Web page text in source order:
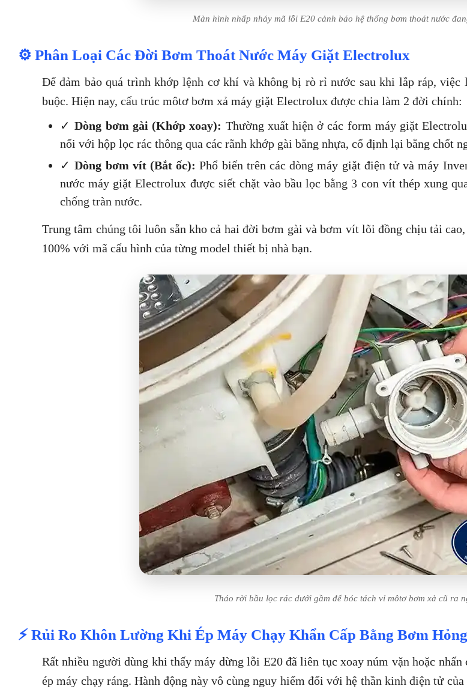
Màn hình nhấp nháy mã lỗi E20 cảnh báo hệ thống bơm thoát nước
⚙️ Phân Loại Các Đời Bơm Thoát Nước Máy Giặt Electrolux
Để đảm bảo quá trình khớp lệnh cơ khí và không bị rò rỉ nước sau khi lắp ráp, việc
buộc. Hiện nay, cấu trúc môtơ bơm xả máy giặt Electrolux được chia làm 2 đời chính:
✓Dòng bơm gài (Khớp xoay): Thường xuất hiện ở các form máy giặt
nối với hộp lọc rác thông qua các rãnh khớp gài bằng nhựa, cố định lại bằng chốt
✓Dòng bơm vít (Bắt ốc): Phổ biến trên các dòng máy giặt điện tử và máy
nước máy giặt Electrolux được siết chặt vào bầu lọc bằng 3 con vít thép xung
chống tràn nước.
Trung tâm chúng tôi luôn sẵn kho cả hai đời bơm gài và bơm vít lõi đồng chịu tải
100% với mã cấu hình của từng model thiết bị nhà bạn.
Tháo rời bầu lọc rác dưới gầm để bóc tách vỉ môtơ bơm xả cũ ra
⚡ Rủi Ro Khôn Lường Khi Ép Máy Chạy Khẩn Cấp Bằng Bơm Hỏng
Rất nhiều người dùng khi thấy máy dừng lỗi E20 đã liên tục xoay núm vặn hoặc nhấn
ép máy chạy ráng. Hành động này vô cùng nguy hiểm đối với hệ thần kinh điện tử